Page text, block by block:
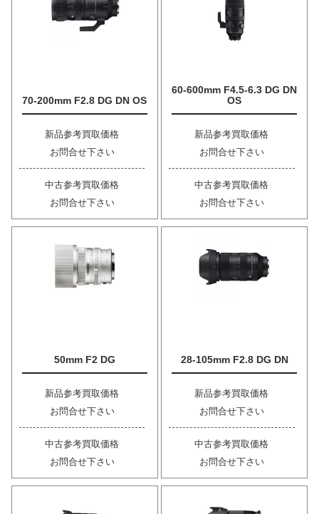
70-200mm F2.8 DG DN OS
新品参考買取価格
お問合せ下さい
中古参考買取価格
お問合せ下さい
60-600mm F4.5-6.3 DG DN
OS
新品参考買取価格
お問合せ下さい
中古参考買取価格
お問合せ下さい
50mm F2 DG
新品参考買取価格
お問合せ下さい
中古参考買取価格
お問合せ下さい
28-105mm F2.8 DG DN
新品参考買取価格
お問合せ下さい
中古参考買取価格
お問合せ下さい